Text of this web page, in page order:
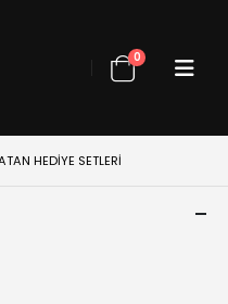
0
HEDIYE SETLERI